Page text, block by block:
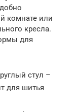
комнате или
кресла.
для
стул –
для шитья